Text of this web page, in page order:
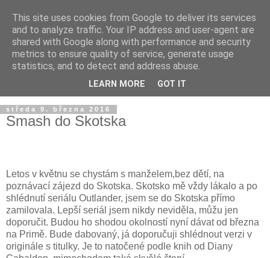
středa 9. března 2016
Smash do Skotska
Letos v květnu se chystám s manželem,bez dětí, na
poznávací zájezd do Skotska. Skotsko mě vždy lákalo a po
shlédnutí seriálu Outlander, jsem se do Skotska přímo
zamilovala. Lepší seriál jsem nikdy neviděla, můžu jen
doporučit. Budou ho shodou okolností nyní dávat od března
na Primě. Bude dabovaný, já doporučuji shlédnout verzi v
originále s titulky. Je to natočené podle knih od Diany
This site uses cookies from Google to deliver its services
and to analyze traffic. Your IP address and user-agent are
shared with Google along with performance and security
metrics to ensure quality of service, generate usage
statistics, and to detect and address abuse.
LEARN MORE GOT IT